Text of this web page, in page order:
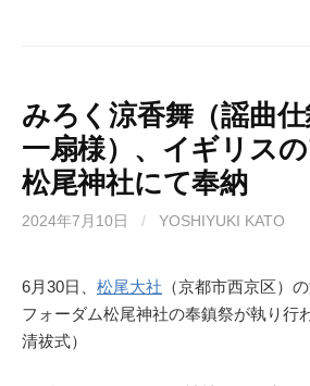
b
o
o
k
d
o
n
みろく涼香舞（謡曲仕
一扇様）、イギリス
松尾神社にて奉納
2024年7月10日 / YOSHIYUKI KATO
6月30日、 松尾大社 （京都市西京区）
フォーダム松尾神社の奉鎮祭が執り行
清祓式）